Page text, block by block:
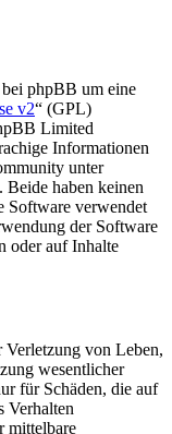
bei phpBB um eine
v2“ (GPL)
Limited
Informationen
unter
haben keinen
Software verwendet
der Software
oder auf Inhalte
Verletzung von Leben,
wesentlicher
für Schäden, die auf
Verhalten
mittelbare